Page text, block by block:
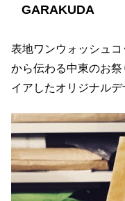
GARAKUDA
表地ワンウォッシュ
から伝わる中東のお
イアしたオリジナルデ